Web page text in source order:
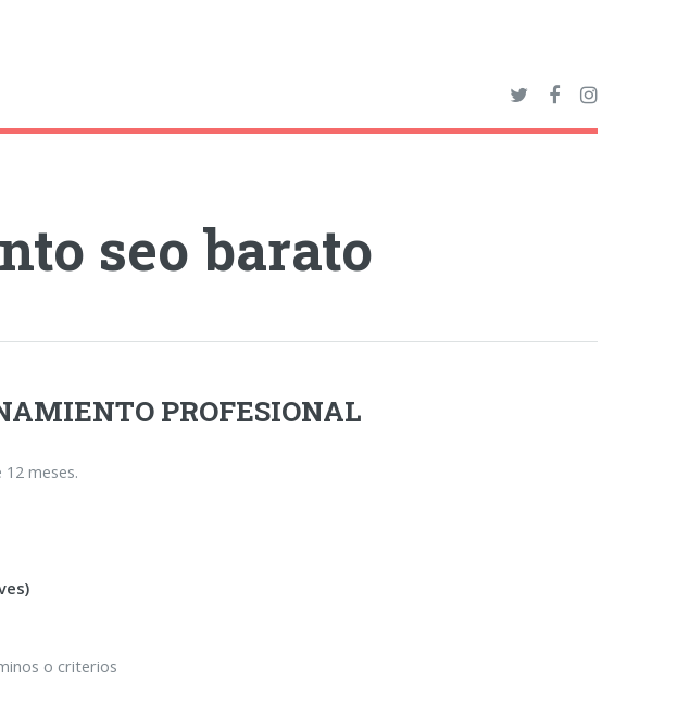
seo barato
PROFESIONAL
meses.
o criterios